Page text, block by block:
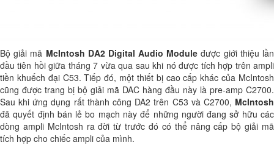
Bộ giải mã McIntosh DA2 Digital Audio Module được giới thiệu lần
đầu tiên hồi giữa tháng 7 vừa qua sau khi nó được tích hợp trên ampli
tiền khuếch đại C53. Tiếp đó, một thiết bị cao cấp khác của McIntosh
cũng được trang bị bộ giải mã DAC hàng đầu này là pre-amp C2700.
Sau khi ứng dụng rất thành công DA2 trên C53 và C2700, McIntosh
đã quyết định bán lẻ bo mạch này để những người đang sở hữu các
dòng ampli McIntosh ra đời từ trước đó có thể nâng cấp bộ giải mã
tích hợp cho chiếc ampli của mình.